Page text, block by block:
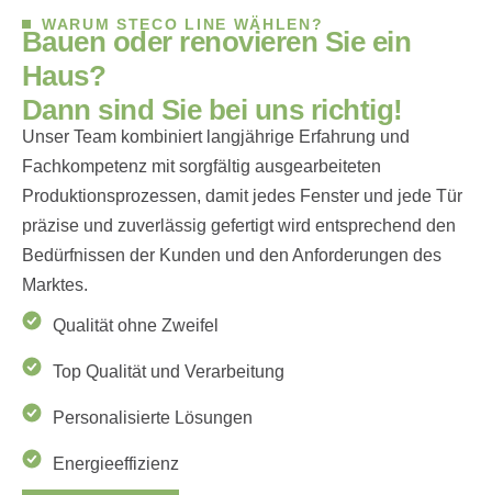
WARUM STECO LINE WÄHLEN?
Bauen oder renovieren Sie ein
Haus?
Dann sind Sie bei uns richtig!
Unser Team kombiniert langjährige Erfahrung und
Fachkompetenz mit sorgfältig ausgearbeiteten
Produktionsprozessen, damit jedes Fenster und jede Tür
präzise und zuverlässig gefertigt wird entsprechend den
Bedürfnissen der Kunden und den Anforderungen des
Marktes.
Qualität ohne Zweifel
Top Qualität und Verarbeitung
Personalisierte Lösungen
Energieeffizienz